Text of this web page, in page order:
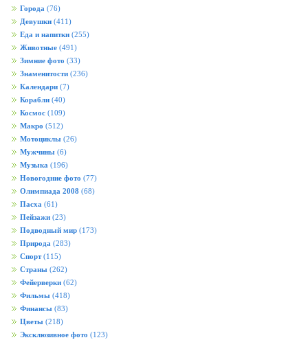
Города (76)
Девушки (411)
Еда и напитки (255)
Животные (491)
Зимние фото (33)
Знаменитости (236)
Календари (7)
Корабли (40)
Космос (109)
Макро (512)
Мотоциклы (26)
Мужчины (6)
Музыка (196)
Новогодние фото (77)
Олимпиада 2008 (68)
Пасха (61)
Пейзажи (23)
Подводный мир (173)
Природа (283)
Спорт (115)
Страны (262)
Фейерверки (62)
Фильмы (418)
Финансы (83)
Цветы (218)
Эксклюзивное фото (123)